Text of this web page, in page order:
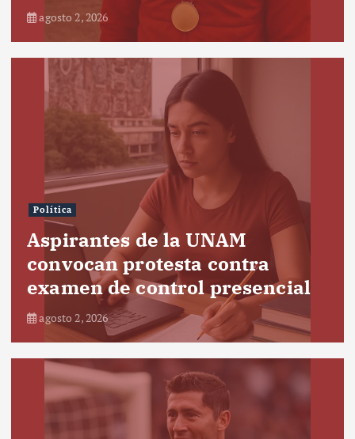
agosto 2, 2026
Política
Aspirantes de la UNAM
convocan protesta contra
examen de control presencial
agosto 2, 2026